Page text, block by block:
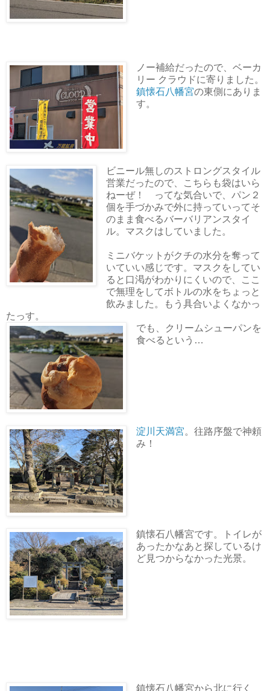
ノー補給だったので、ベーカ
リー クラウドに寄りました。
鎮懐石八幡宮の東側にありま
す。
ビニール無しのストロングスタイル
営業だったので、こちらも袋はいら
ねーぜ！ ってな気合いで、パン２
個を手づかみで外に持っていってそ
のまま食べるバーバリアンスタイ
ル。マスクはしていました。
ミニバケットがクチの水分を奪って
いていい感じです。マスクをしてい
ると口渇がわかりにくいので、ここ
で無理をしてボトルの水をちょっと
飲みました。もう具合いよくなかっ
たっす。
でも、クリームシューパンを
食べるという…
淀川天満宮。往路序盤で神頼
み！
鎮懐石八幡宮です。トイレが
あったかなあと探しているけ
ど見つからなかった光景。
鎮懐石八幡宮から北に行く